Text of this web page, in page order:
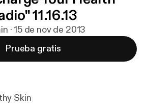
11.16.13
· 15 de nov de 2013
Prueba gratis
Skin